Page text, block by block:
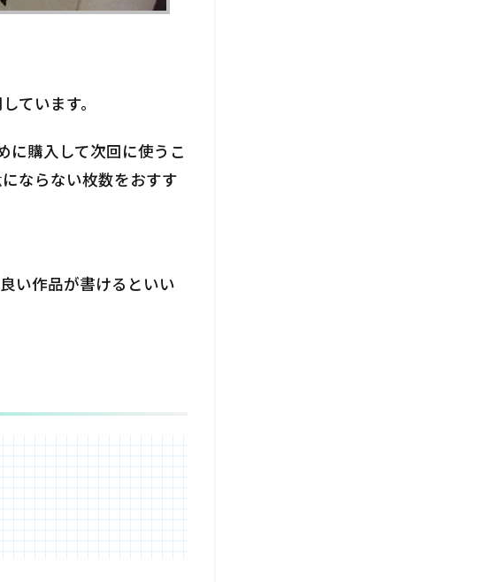
ています。
に購入して次回に使うこ
ならない枚数をおすす
い作品が書けるといい